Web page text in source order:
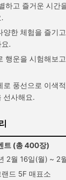
하고 즐거운 시간
양한 체험을 즐기
.
행운을 시험해보
로 풍선으로 이색
선사해요.
트 (총 400장)
2월 16일(월) ~ 2
드 5F 매표소